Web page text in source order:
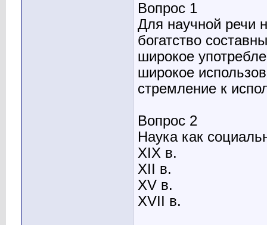
Вопрос 1
Для научной речи
богатство
широкое
широкое
стремление к
Вопрос 2
Наука как
XIX в.
XII в.
XV в.
XVII в.